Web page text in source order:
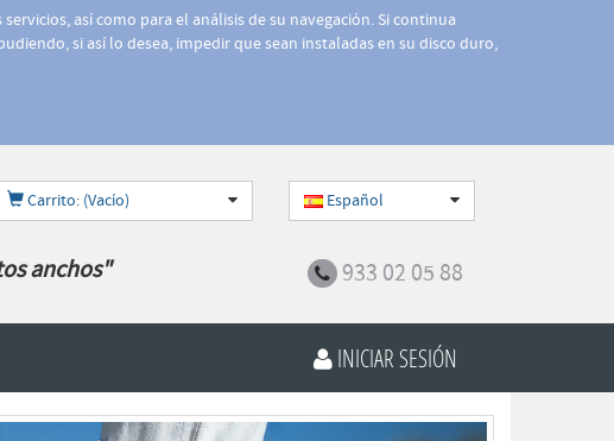
así como para el análisis de su navegación. Si continua
si así lo desea, impedir que sean instaladas en su disco duro,
Carrito: (Vacío) Español
anchos" 933 02 05 88
INICIAR SESIÓN